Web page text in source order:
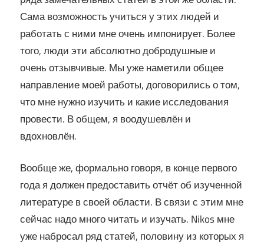
Сама возможность учиться у этих людей и
работать с ними мне очень импонирует. Более
того, люди эти абсолютно добродушные и
очень отзывчивые. Мы уже наметили общее
направление моей работы, договорились о том,
что мне нужно изучить и какие исследования
провести. В общем, я воодушевлён и
вдохновлён.
Вообще же, формально говоря, в конце первого
года я должен предоставить отчёт об изученной
литературе в своей области. В связи с этим мне
сейчас надо много читать и изучать. Nikos мне
уже набросал ряд статей, половину из которых я